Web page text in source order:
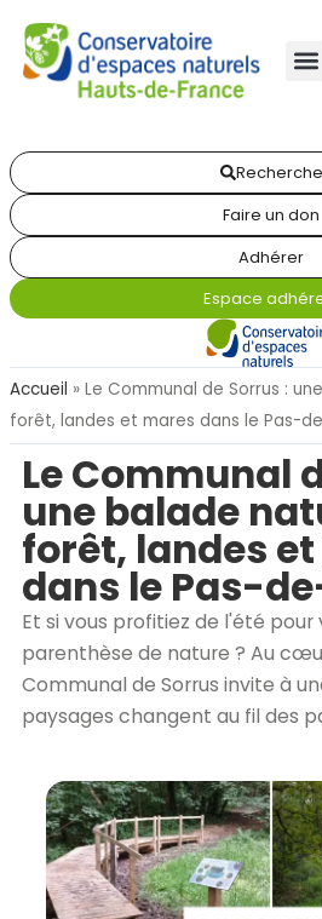
Recherche
Faire un don
Adhérer
Espace
Accueil » Le Communal de Sorrus :
forêt, landes et mares dans le Pas-
Le Communal
une balade
forêt, landes
dans le Pas-
Et si vous profitiez de l'été pour
parenthèse de nature ? Au
Communal de Sorrus invite à
paysages changent au fil des